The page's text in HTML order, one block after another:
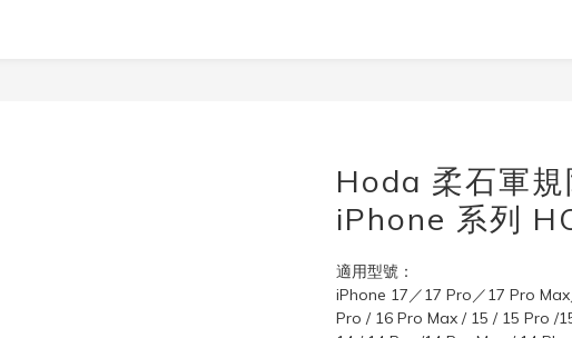
Hoda 柔石軍
iPhone 系列
適用型號：
iPhone 17／17 Pro／17 Pro
Pro / 16 Pro Max / 15 / 15 Pro /